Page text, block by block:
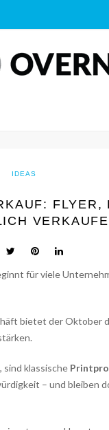
IDEAS
FLYER,
für viele
bietet der Oktober
klassische
– und bleiben